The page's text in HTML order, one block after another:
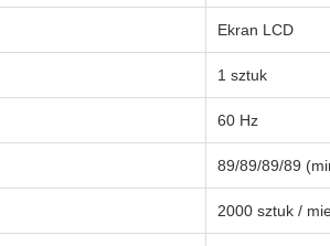
Ekran LCD
1 sztuk
60 Hz
89/89/89/89
2000 sztuk /